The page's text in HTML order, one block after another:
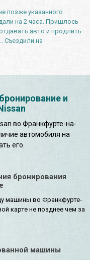
и
во Франкфурте-на-
автомобиля на
его.
бронирования
машины во Франкфурте-
карте не позднее чем за
машины
позже указанного
на 2 часа. Пришлось
авто и продлить
Съездили на